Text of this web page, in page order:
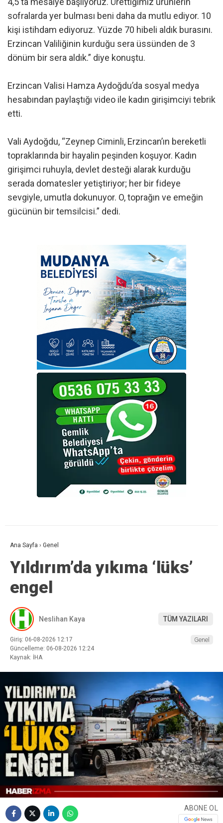
sofralarda yer bulması beni daha da mutlu ediyor. 10
kişi istihdam ediyoruz. Yüzde 70 hibeli aldık burasını.
Erzincan Valiliğinin kurduğu sera üssünden de 3
dönüm bir sera aldık.” diye konuştu.
Erzincan Valisi Hamza Aydoğdu’da sosyal medya
hesabından paylaştığı video ile kadın girişimciyi tebrik
etti.
Vali Aydoğdu, “Zeynep Ciminli, Erzincan’ın bereketli
topraklarında bir hayalin peşinden koşuyor. Kadın
girişimci ruhuyla, devlet desteği alarak kurduğu
serada domatesler yetiştiriyor; her bir fideye
sevgiyle, umutla dokunuyor. O, toprağın ve emeğin
gücünün bir temsilcisi.” dedi.
Ana Sayfa › Genel
Yıldırım’da yıkıma ‘lüks’
engel
Neslihan Kaya TÜM YAZILARI
Giriş: 06-08-2026 12:17
Güncelleme: 06-08-2026 12:24
Kaynak: İHA
Genel
ABONE OL